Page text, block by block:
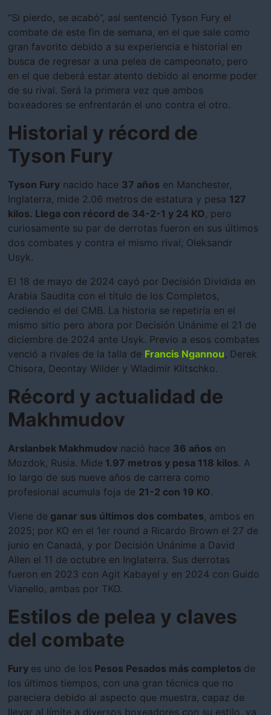
“Si pierdo, se acabó”, así sentenció Tyson Fury el
combate de este fin de semana, en el que sale como
gran favorito debido a su experiencia e historial en
busca de regresar a una pelea de campeonato, pero
en el que deberá estar atento debido al enorme poder
de su rival. Será la primera vez que ambos
boxeadores se enfrentarán el uno contra el otro.
Historial y récord de
Tyson Fury
Tyson Fury nacido hace 37 años en Manchester,
Inglaterra, mide 2.06 metros de estatura y pesa 127
kilos. Llega con récord de 34-2-1 y 24 KO, pero
curiosamente su par de derrotas fueron en sus últimos
dos combates y contra el mismo rival; Oleksandr
Usyk.
El 18 de mayo de 2024 cayó por Decisión Dividida en
Arabia Saudita con el título de los Completos,
cediendo el del CMB. La historia se repetiría en el
mismo sitio pero ahora por Decisión Unánime el 21 de
diciembre de 2024 ante Usyk. Previo a esos combates
venció a rivales de la talla de Francis Ngannou, Derek
Chisora, Deontay Wilder y Wladimir Klitschko.
Récord y actualidad de
Makhmudov
Arslanbek Makhmudov nació hace 36 años en
Mozdok, Rusia. Mide 1.97 metros y pesa 118 kilos. A
lo largo de sus nueve años de carrera como
profesional acumula foja de 21-2 con 19 KO.
Viene de ganar sus últimos dos combates, ambos en
2025; por KO en el 1er round a Ricardo Brown el 27 de
junio en Canadá, y por Decisión Unánime a David
Allen el 11 de octubre en Inglaterra. Sus derrotas
fueron en 2023 con Agit Kabayel y en 2024 con Guido
Vianello, ambas por TKO.
Estilos de pelea y claves
del combate
Fury es uno de los Pesos Pesados más completos de
los últimos tiempos, con una gran técnica que no
pareciera debido al aspecto que muestra, capaz de
llevar al límite a diversos boxeadores con su estilo, ya